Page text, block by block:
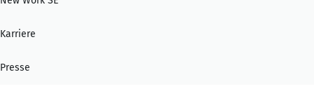
Karriere
Presse